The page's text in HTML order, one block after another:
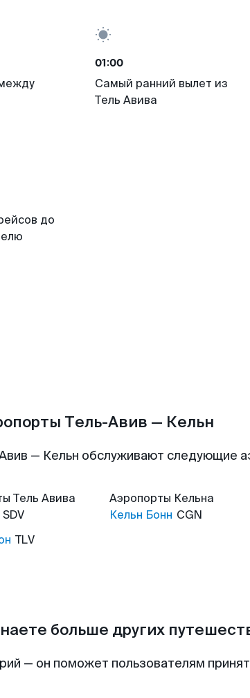
01:00
Самый ранний вылет из
Тель Авива
до
Тель-Авив — Кельн
— Кельн обслуживают следующие
Тель Авива
SDV
TLV
Аэропорты Кельна
Кельн Бонн CGN
больше других
— он поможет пользователям